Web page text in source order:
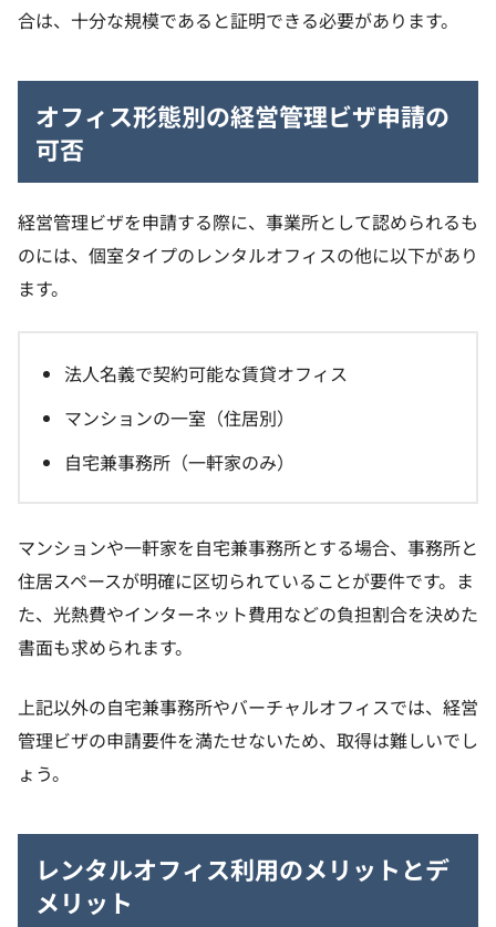
合は、十分な規模であると証明できる必要があります。
オフィス形態別の経営管理ビザ申請の
可否
経営管理ビザを申請する際に、事業所として認められるも
のには、個室タイプのレンタルオフィスの他に以下があり
ます。
法人名義で契約可能な賃貸オフィス
マンションの一室（住居別）
自宅兼事務所（一軒家のみ）
マンションや一軒家を自宅兼事務所とする場合、事務所と
住居スペースが明確に区切られていることが要件です。ま
た、光熱費やインターネット費用などの負担割合を決めた
書面も求められます。
上記以外の自宅兼事務所やバーチャルオフィスでは、経営
管理ビザの申請要件を満たせないため、取得は難しいでし
ょう。
レンタルオフィス利用のメリットとデ
メリット